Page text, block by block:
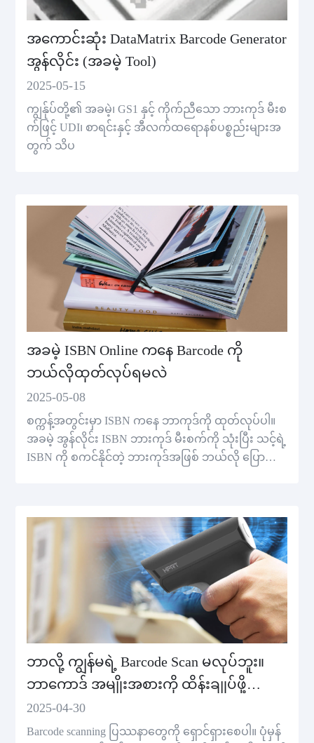
အကောင်းဆုံး DataMatrix Barcode Generator
အွန်လိုင်း (အခမဲ့ Tool)
2025-05-15
ကျွန်ုပ်တို့၏ အခမဲ့၊ GS1 နှင့် ကိုက်ညီသော ဘားကုဒ် မီးစ
က်ဖြင့် UDI၊ စာရင်းနှင့် အီလက်ထရောနစ်ပစ္စည်းများအ
တွက် သိပ
အခမဲ့ ISBN Online ကနေ Barcode ကို
ဘယ်လိုထုတ်လုပ်ရမလဲ
2025-05-08
စက္ကန့်အတွင်းမှာ ISBN ကနေ ဘာကုဒ်ကို ထုတ်လုပ်ပါ။
အခမဲ့ အွန်လိုင်း ISBN ဘားကုဒ် မီးစက်ကို သုံးပြီး သင့်ရဲ့
ISBN ကို စကင်နိုင်တဲ့ ဘားကုဒ်အဖြစ် ဘယ်လို ပြောင်း
ဘာလို့ ကျွန်မရဲ့ Barcode Scan မလုပ်ဘူး။
ဘာကောဒ် အမျိုးအစားကို ထိန်းချုပ်ဖို့
လွတ်လပ်မှု ၅
2025-04-30
Barcode scanning ပြဿနာတွေကို ရှောင်ရှားစေပါ။ ပုံမှန်